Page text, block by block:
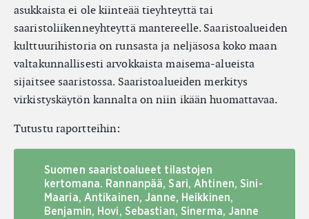
asukkaista ei ole kiinteää tieyhteyttä tai
saaristoliikenneyhteyttä mantereelle. Saaristoalueiden
kulttuurihistoria on runsasta ja neljäsosa koko maan
valtakunnallisesti arvokkaista maisema-alueista
sijaitsee saaristossa. Saaristoalueiden merkitys
virkistyskäytön kannalta on niin ikään huomattavaa.
Tutustu raportteihin:
Suomen saaristoalueet tilastojen
kertomana. Rannanpää, Sari, Ahtinen, Sini-
Maaria, Antikainen, Janne, Heikkinen,
Benjamin, Hovi, Sebastian, Sinerma, Janne